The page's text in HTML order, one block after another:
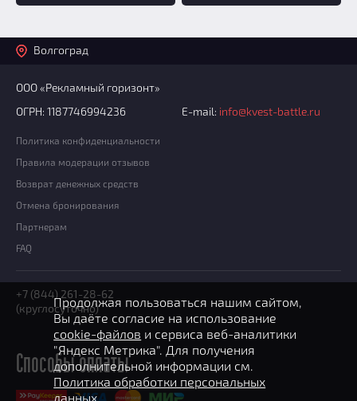
Волгоград
ООО «Рекламный горизонт»
ОГРН: 1187746994236
E-mail: info@kvest-battle.ru
Политика конфиденциальности
Правила модерации отзывов
Возврат денежных средств
Отмена бронирования
Партнерам
FAQ
+7 (844) 261-28-62
(круглосуточно)
Способы оплаты
Продолжая пользоваться нашим сайтом,
Вы даёте согласие на использование
cookie-файлов и сервиса веб-аналитики
"Яндекс Метрика". Для получения
дополнительной информации см.
Политика обработки персональных
данных.